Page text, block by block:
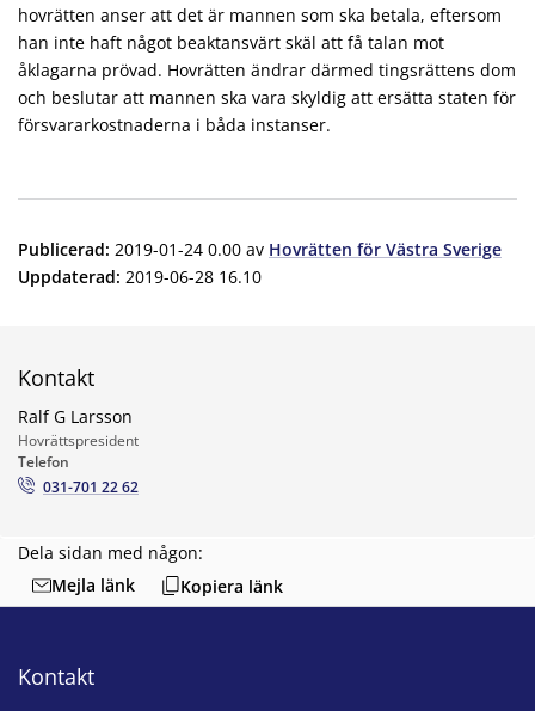
hovrätten anser att det är mannen som ska betala, eftersom
han inte haft något beaktansvärt skäl att få talan mot
åklagarna prövad. Hovrätten ändrar därmed tingsrättens dom
och beslutar att mannen ska vara skyldig att ersätta staten för
försvararkostnaderna i båda instanser.
Publicerad: 2019-01-24 0.00 av Hovrätten för Västra Sverige
Uppdaterad: 2019-06-28 16.10
Dela sidan med någon:
Mejla länk
Kopiera länk
Kontakt
Ralf G Larsson
Hovrättspresident
Telefon
031-701 22 62
Kontakt